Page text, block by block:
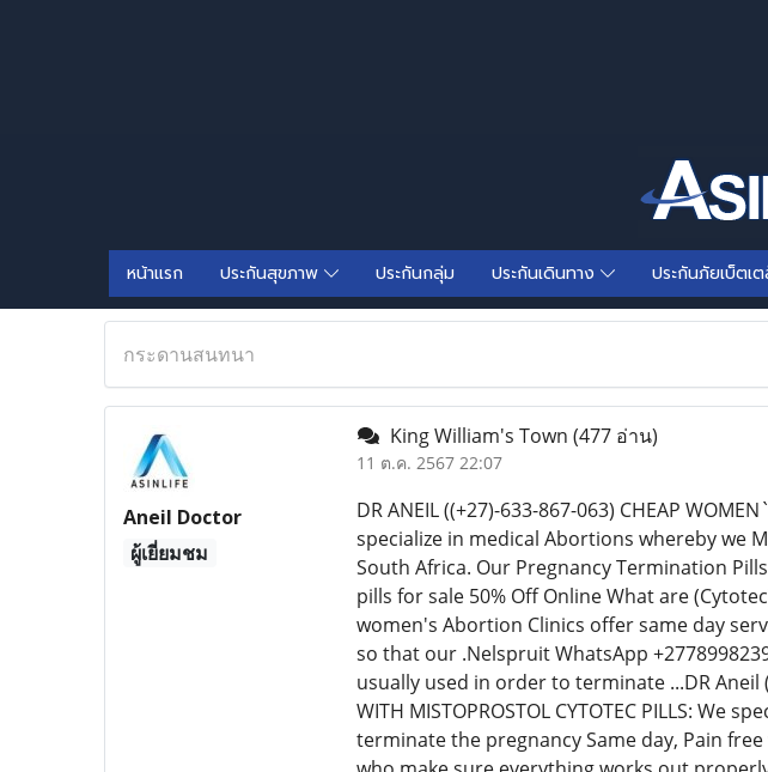
หน้าแรก ประกันสุขภาพ ประกันกลุ่ม ประกันเดินทาง ประกันภัยเบ็ตเ
กระดานสนทนา
Aneil Doctor
ผู้เยี่ยมชม
King William's Town (477 อ่าน)
11 ต.ค. 2567 22:07
DR ANEIL ((+27)-633-867-063) CHEAP
specialize in medical Abortions whereby we
South Africa. Our Pregnancy Termination
pills for sale 50% Off Online What are
women's Abortion Clinics offer same day
so that our .Nelspruit WhatsApp
usually used in order to terminate ...DR Aneil
WITH MISTOPROSTOL CYTOTEC PILLS:
terminate the pregnancy Same day, Pain